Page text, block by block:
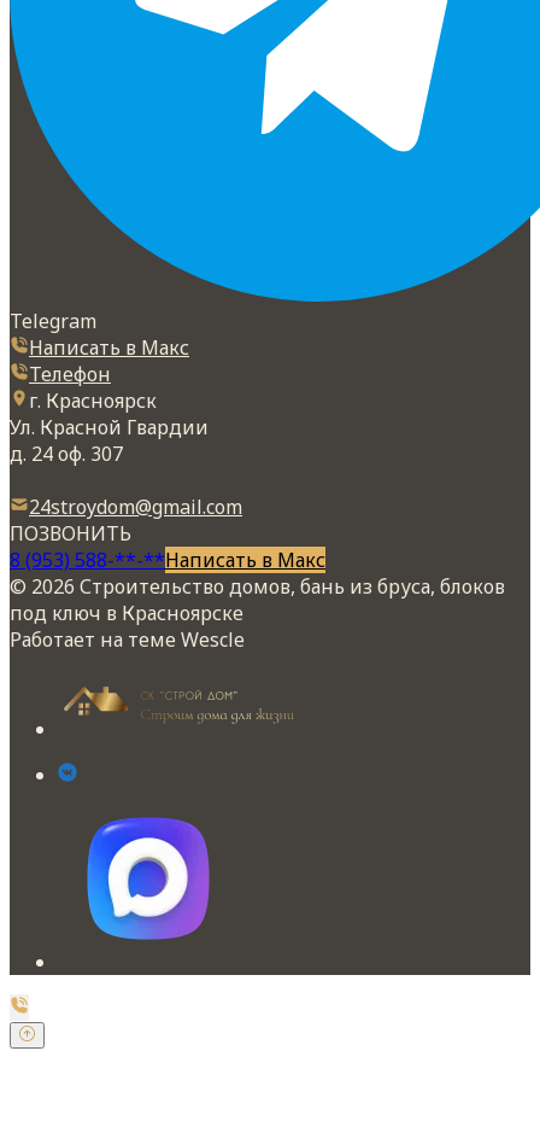
Telegram
Написать в Макс
Телефон
г. Красноярск
Ул. Красной Гвардии
д. 24 оф. 307
24stroydom@gmail.com
ПОЗВОНИТЬ
8 (953) 588-**-**Написать в Макс
© 2026 Строительство домов, бань из бруса, блоков
под ключ в Красноярске
Работает на теме Wescle